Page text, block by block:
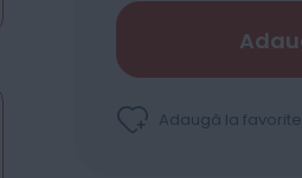
Adaugă la favorite